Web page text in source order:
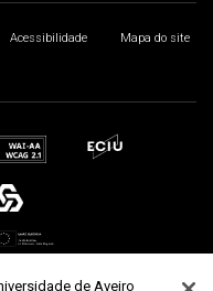
Acessibilidade
Mapa do site
de Aveiro